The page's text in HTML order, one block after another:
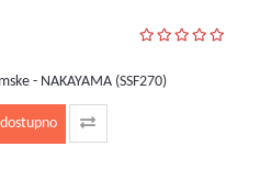
- NAKAYAMA (SSF270)